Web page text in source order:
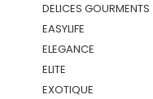
DELICES GOURMENTS
EASYLIFE
ELEGANCE
ELITE
EXOTIQUE